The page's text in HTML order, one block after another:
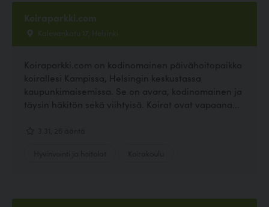
Koiraparkki.com
Kalevankatu 17, Helsinki
Koiraparkki.com on kodinomainen päivähoitopaikka
koirallesi Kampissa, Helsingin keskustassa
kaupunkimaisemissa. Se on avara, kodinomainen ja
täysin häkitön sekä viihtyisä. Koirat ovat vapaana...